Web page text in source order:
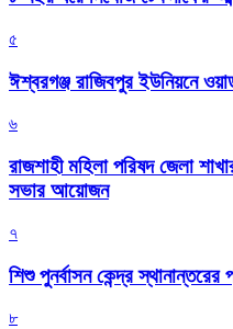
৫
ঈশ্বরগঞ্জ রাজিবপুর ইউনিয়নে
৬
রাজশাহী মহিলা পরিষদ জেলা
সভার আয়োজন
৭
শিশু পুনর্বাসন কেন্দ্র স্থানান্তরের
৮